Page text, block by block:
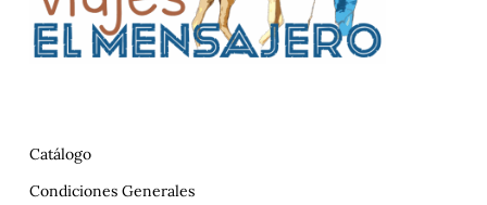
Catálogo
Condiciones Generales